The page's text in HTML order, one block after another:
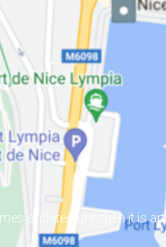
architecture, then it is art